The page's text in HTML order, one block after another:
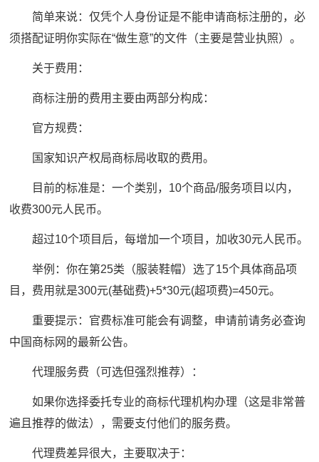
简单来说：仅凭个人身份证是不能申请商标注册的，必
须搭配证明你实际在“做生意”的文件（主要是营业执照）。
关于费用：
商标注册的费用主要由两部分构成：
官方规费：
国家知识产权局商标局收取的费用。
目前的标准是：一个类别，10个商品/服务项目以内，
收费300元人民币。
超过10个项目后，每增加一个项目，加收30元人民币。
举例：你在第25类（服装鞋帽）选了15个具体商品项
目，费用就是300元(基础费)+5*30元(超项费)=450元。
重要提示：官费标准可能会有调整，申请前请务必查询
中国商标网的最新公告。
代理服务费（可选但强烈推荐）：
如果你选择委托专业的商标代理机构办理（这是非常普
遍且推荐的做法），需要支付他们的服务费。
代理费差异很大，主要取决于：